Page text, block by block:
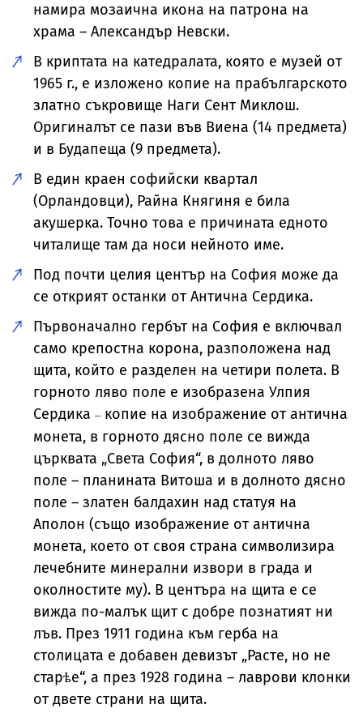
намира мозаична икона на патрона на
храма – Александър Невски.
В криптата на катедралата, която е музей от
1965 г., е изложено копие на прабългарското
златно съкровище Наги Сент Миклош.
Оригиналът се пази във Виена (14 предмета)
и в Будапеща (9 предмета).
В един краен софийски квартал
(Орландовци), Райна Княгиня е била
акушерка. Точно това е причината едното
читалище там да носи нейното име.
Под почти целия център на София може да
се открият останки от Антична Сердика.
Първоначално гербът на София е включвал
само крепостна корона, разположена над
щита, който е разделен на четири полета. В
горното ляво поле е изобразена Улпия
Сердика –копие на изображение от антична
монета, в горното дясно поле се вижда
църквата „Света София“, в долното ляво
поле – планината Витоша и в долното дясно
поле – златен балдахин над статуя на
Аполон (също изображение от антична
монета, което от своя страна символизира
лечебните минерални извори в града и
околностите му). В центъра на щита е се
вижда по-малък щит с добре познатият ни
лъв. През 1911 година към герба на
столицата е добавен девизът „Расте, но не
старѣе“, а през 1928 година – лаврови клонки
от двете страни на щита.